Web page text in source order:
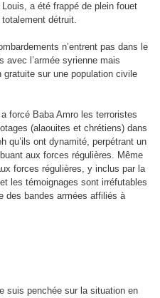
a été frappé de plein fouet
détruit.
n’entrent pas dans le
avec l’armée syrienne mais
sur une population civile
a forcé Baba Amro les terroristes
(alaouites et chrétiens) dans
qu’ils ont dynamité, perpétrant un
aux forces régulières. Même
forces régulières, y inclus par la
les témoignages sont irréfutables
des bandes armées affiliés à
suis penchée sur la situation en